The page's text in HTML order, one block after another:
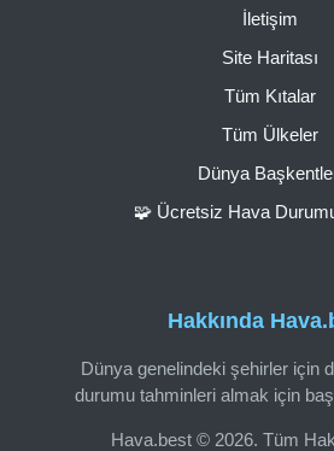
Hakkında
Dünya genelindeki şehirler için
durumu tahminleri almak için
Hava.best © 2026. Tüm
İletişim
Site Haritası
Tüm Kıtalar
Tüm Ülkeler
Dünya
🧩 Ücretsiz Hava